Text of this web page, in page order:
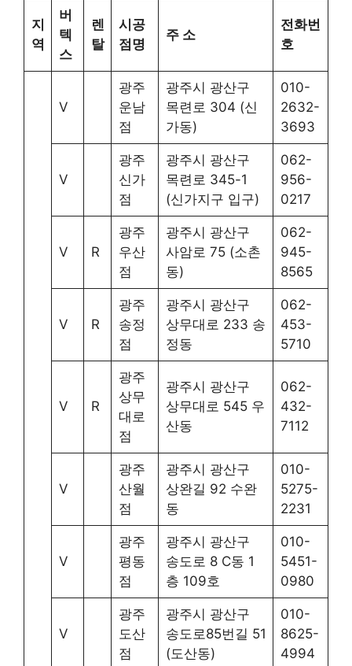
지
역
버
텍
스
렌
탈
시공
점명
주 소
전화번
호
V
광주
운남
점
광주시 광산구
목련로 304 (신
가동)
010-
2632-
3693
V
광주
신가
점
광주시 광산구
목련로 345-1
(신가지구 입구)
062-
956-
0217
V R
광주
우산
점
광주시 광산구
사암로 75 (소촌
동)
062-
945-
8565
V R
광주
송정
점
광주시 광산구
상무대로 233 송
정동
062-
453-
5710
V R
광주
상무
대로
점
광주시 광산구
상무대로 545 우
산동
062-
432-
7112
V
광주
산월
점
광주시 광산구
상완길 92 수완
동
010-
5275-
2231
V
광주
평동
점
광주시 광산구
송도로 8 C동 1
층 109호
010-
5451-
0980
V
광주
도산
점
광주시 광산구
송도로85번길 51
(도산동)
010-
8625-
4994